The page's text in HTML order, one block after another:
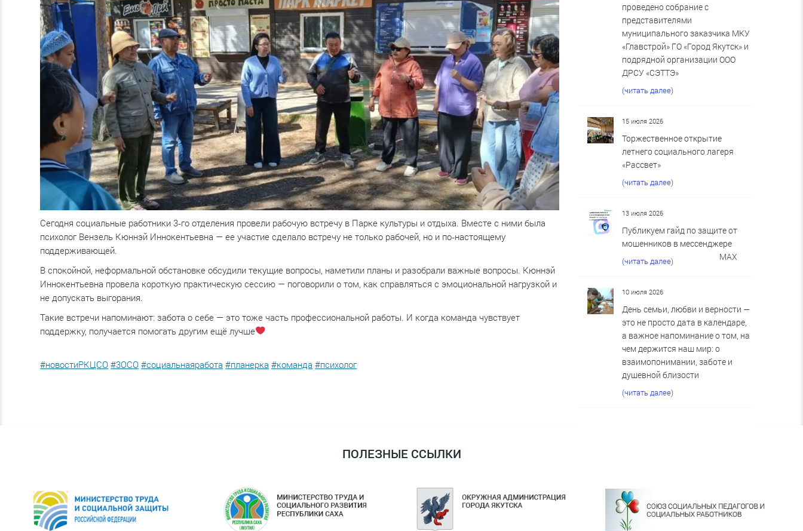
Сегодня социальные работники 3‑го отделения провели рабочую встречу в Парке культуры и отдыха. Вместе с ними была
психолог Вензель Кюннэй Иннокентьевна — ее участие сделало встречу не только рабочей, но и по‑настоящему
поддерживающей.
В спокойной, неформальной обстановке обсудили текущие вопросы, наметили планы и разобрали важные вопросы. Кюннэй
Иннокентьевна провела короткую практическую сессию — поговорили о том, как справляться с эмоциональной нагрузкой и
не допускать выгорания.
Такие встречи напоминают: забота о себе — это тоже часть профессиональной работы. И когда команда чувствует
поддержку, получается помогать другим ещё лучше
#новостиРКЦСО #3ОСО #социальнаяработа #планерка #команда #психолог
проведено собрание с
представителями
муниципального заказчика МКУ
«Главстрой» ГО «Город Якутск» и
подрядной организации ООО
ДРСУ «СЭТТЭ»
(читать далее)
15 июля 2026
Торжественное открытие
летнего социального лагеря
«Рассвет»
(читать далее)
13 июля 2026
Публикуем гайд по защите от
мошенников в мессенджере
MAX
(читать далее)
10 июля 2026
День семьи, любви и верности —
это не просто дата в календаре,
а важное напоминание о том, на
чем держится наш мир: о
взаимопонимании, заботе и
душевной близости
(читать далее)
ПОЛЕЗНЫЕ ССЫЛКИ